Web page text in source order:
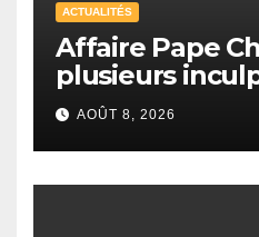
ACTUALITÉS
Affaire Pape
plusieurs
après un non-
AOÛT 8, 2026